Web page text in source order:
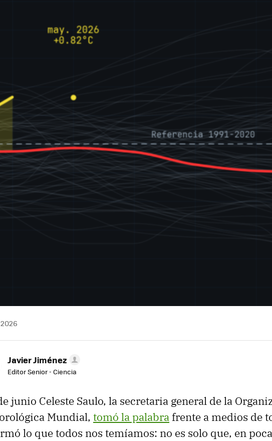
Javier Jiménez
Editor Senior - Ciencia
junio Celeste Saulo, la secretaria general de la
Mundial, tomó la palabra frente a medios de
lo que todos nos temíamos: no es solo que, en